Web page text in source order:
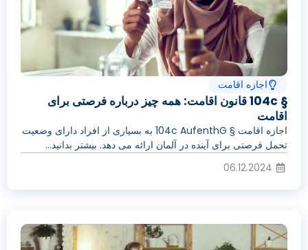
اجازه اقامت
§ 104c قانون اقامت: همه چیز درباره فرصتی برای
اقامت
اجازه اقامت § 104c AufenthG به بسیاری از افراد دارای وضعیت
تحمل فرصتی برای آینده در آلمان ارائه می دهد. بیشتر بدانید...
06.12.2024